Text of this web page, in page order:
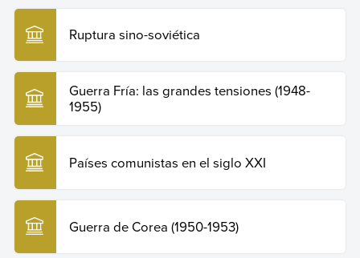
Ruptura sino-soviética
Guerra Fría: las grandes tensiones (1948-
1955)
Países comunistas en el siglo XXI
Guerra de Corea (1950-1953)